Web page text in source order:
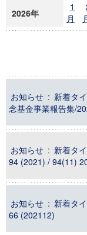
2026年
1
月
お知らせ : 新着タ
念基金事業報告集/
お知らせ : 新着タ
94 (2021) / 94(11)
お知らせ : 新着タ
66 (202112)